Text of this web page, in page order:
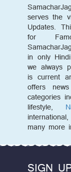
serves the
Updates.
for
in only
we always
is current
offers
categories
lifestyle,
many more
SIGN